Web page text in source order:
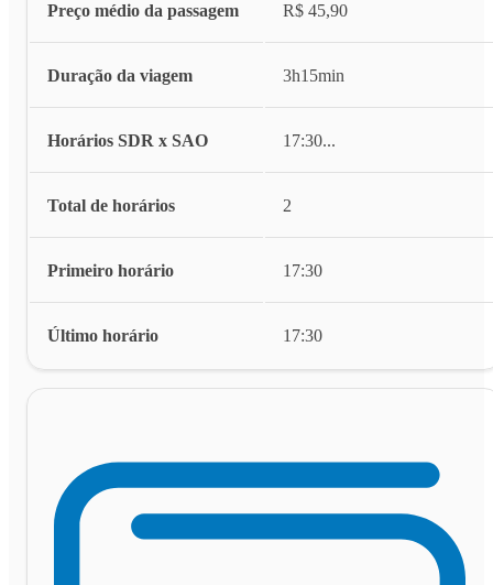
Preço médio da passagem R$ 45,90
Duração da viagem 3h15min
Horários SDR x SAO 17:30...
Total de horários 2
Primeiro horário 17:30
Último horário 17:30